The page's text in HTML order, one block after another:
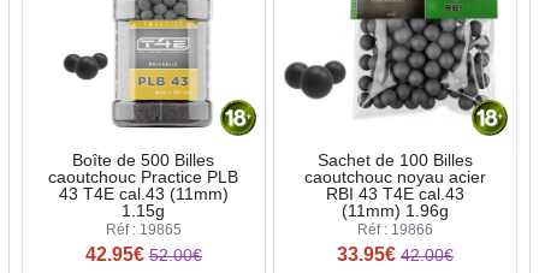
Boîte de 500 Billes
caoutchouc Practice PLB
43 T4E cal.43 (11mm)
1.15g
Réf : 19865
42.95€ 52.00€
Sachet de 100 Billes
caoutchouc noyau acier
RBI 43 T4E cal.43
(11mm) 1.96g
Réf : 19866
33.95€ 42.00€